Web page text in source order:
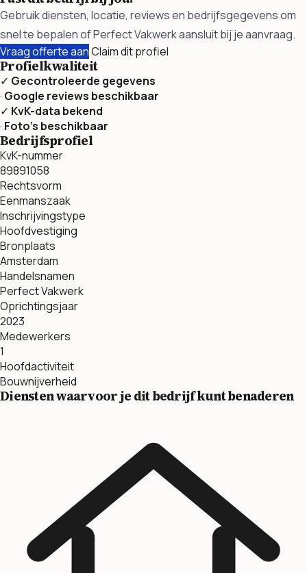
Gebruik diensten, locatie, reviews en bedrijfsgegevens om
snel te bepalen of Perfect Vakwerk aansluit bij je aanvraag.
Vraag offerte aanClaim dit profiel
Profielkwaliteit
✓ Gecontroleerde gegevens
· Google reviews beschikbaar
✓ KvK-data bekend
· Foto’s beschikbaar
Bedrijfsprofiel
KvK-nummer
89891058
Rechtsvorm
Eenmanszaak
Inschrijvingstype
Hoofdvestiging
Bronplaats
Amsterdam
Handelsnamen
Perfect Vakwerk
Oprichtingsjaar
2023
Medewerkers
1
Hoofdactiviteit
Bouwnijverheid
Diensten waarvoor je dit bedrijf kunt benaderen